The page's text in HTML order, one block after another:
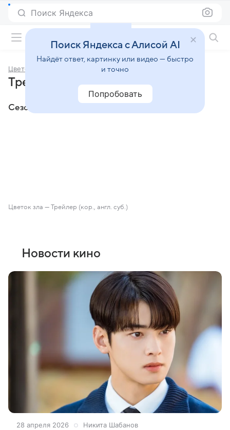
Поиск Яндекса
Цветок зла
Трейлеры сериала «Цветок зла»
Сезон 1
Цветок зла — Трейлер (кор., англ. суб.)
Новости кино
28 апреля 2026 Никита Шабанов
Поиск Яндекса с Алисой AI
Найдёт ответ, картинку или видео — быстро
и точно
Попробовать